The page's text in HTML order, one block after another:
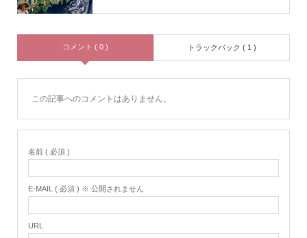
コメント ( 0 ) トラックバック ( 1 )
この記事へのコメントはありません。
名前 ( 必須 )
E-MAIL ( 必須 ) ※ 公開されません
URL